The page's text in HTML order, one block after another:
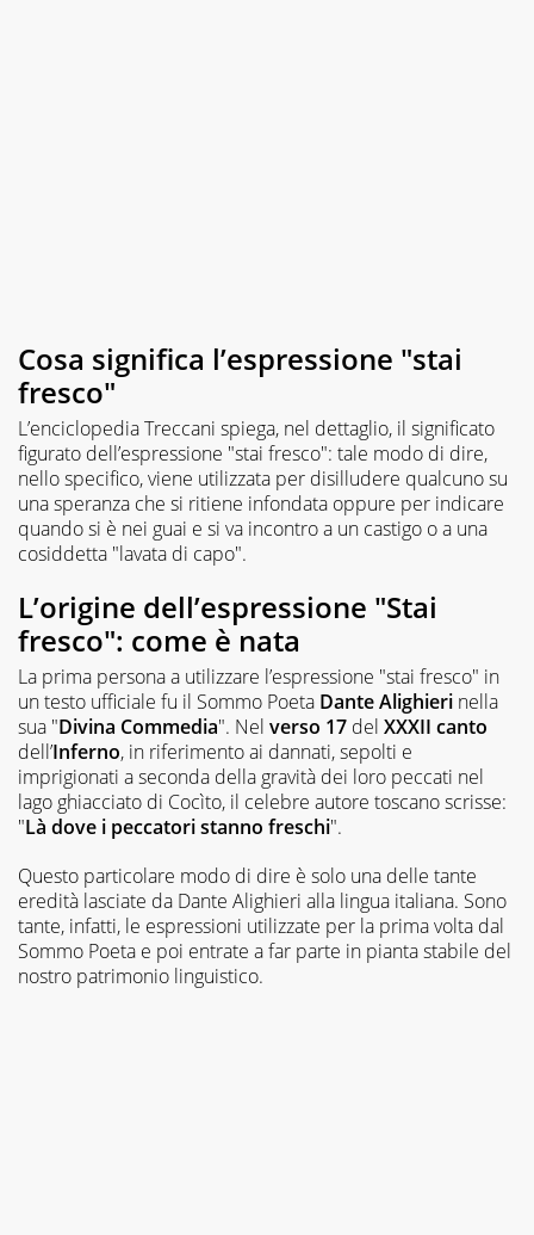
Cosa significa l’espressione "stai
fresco"
L’enciclopedia Treccani spiega, nel dettaglio, il significato
figurato dell’espressione "stai fresco": tale modo di dire,
nello specifico, viene utilizzata per disilludere qualcuno su
una speranza che si ritiene infondata oppure per indicare
quando si è nei guai e si va incontro a un castigo o a una
cosiddetta "lavata di capo".
L’origine dell’espressione "Stai
fresco": come è nata
La prima persona a utilizzare l’espressione "stai fresco" in
un testo ufficiale fu il Sommo Poeta Dante Alighieri nella
sua "Divina Commedia". Nel verso 17 del XXXII canto
dell’Inferno, in riferimento ai dannati, sepolti e
imprigionati a seconda della gravità dei loro peccati nel
lago ghiacciato di Cocìto, il celebre autore toscano scrisse:
"Là dove i peccatori stanno freschi".
Questo particolare modo di dire è solo una delle tante
eredità lasciate da Dante Alighieri alla lingua italiana. Sono
tante, infatti, le espressioni utilizzate per la prima volta dal
Sommo Poeta e poi entrate a far parte in pianta stabile del
nostro patrimonio linguistico.